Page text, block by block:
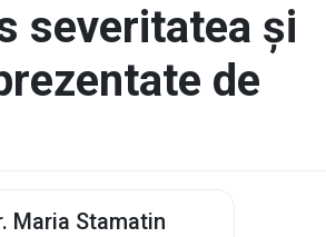
severitatea și
de
Maria Stamatin